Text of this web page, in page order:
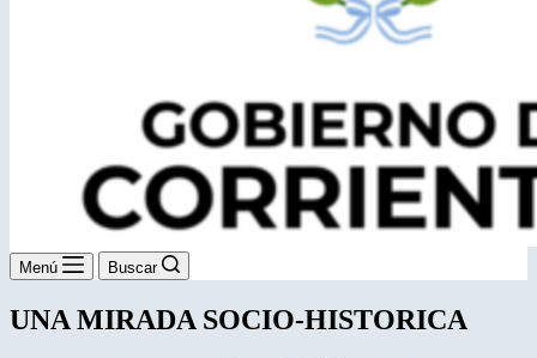
Menú Buscar
UNA MIRADA SOCIO-HISTORICA